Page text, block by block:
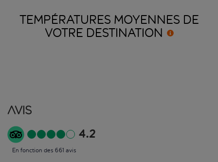
TEMPÉRATURES MOYENNES DE
VOTRE DESTINATION
Avis
4.2
En fonction des 661 avis